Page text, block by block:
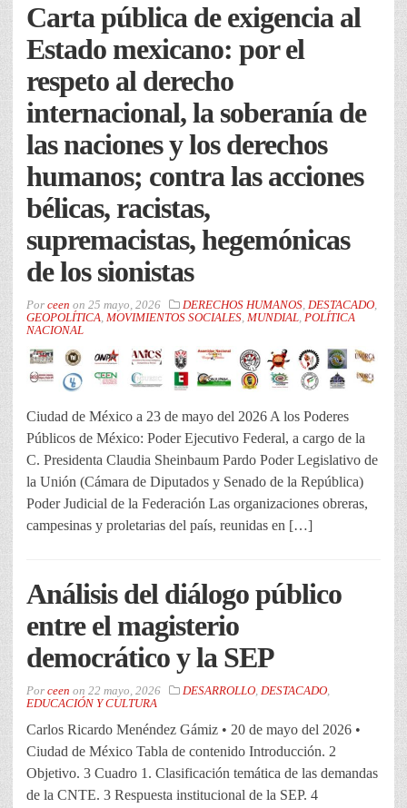
Carta pública de exigencia al
Estado mexicano: por el
respeto al derecho
internacional, la soberanía de
las naciones y los derechos
humanos; contra las acciones
bélicas, racistas,
supremacistas, hegemónicas
de los sionistas
Por ceen on 25 mayo, 2026 DERECHOS HUMANOS, DESTACADO,
GEOPOLÍTICA, MOVIMIENTOS SOCIALES, MUNDIAL, POLÍTICA
NACIONAL
Ciudad de México a 23 de mayo del 2026 A los Poderes
Públicos de México: Poder Ejecutivo Federal, a cargo de la
C. Presidenta Claudia Sheinbaum Pardo Poder Legislativo de
la Unión (Cámara de Diputados y Senado de la República)
Poder Judicial de la Federación Las organizaciones obreras,
campesinas y proletarias del país, reunidas en […]
Análisis del diálogo público
entre el magisterio
democrático y la SEP
Por ceen on 22 mayo, 2026 DESARROLLO, DESTACADO,
EDUCACIÓN Y CULTURA
Carlos Ricardo Menéndez Gámiz • 20 de mayo del 2026 •
Ciudad de México Tabla de contenido Introducción. 2
Objetivo. 3 Cuadro 1. Clasificación temática de las demandas
de la CNTE. 3 Respuesta institucional de la SEP. 4